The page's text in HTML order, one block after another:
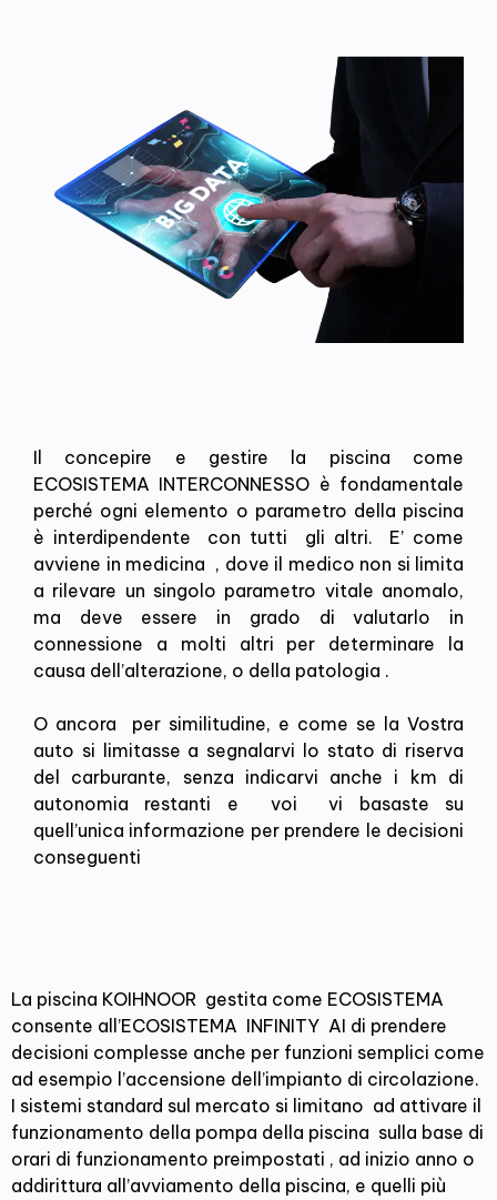
Il concepire e gestire la piscina come
ECOSISTEMA INTERCONNESSO è fondamentale
perché ogni elemento o parametro della piscina
è interdipendente con tutti gli altri. E’ come
avviene in medicina , dove il medico non si limita
a rilevare un singolo parametro vitale anomalo,
ma deve essere in grado di valutarlo in
connessione a molti altri per determinare la
causa dell’alterazione, o della patologia .
O ancora per similitudine, e come se la Vostra
auto si limitasse a segnalarvi lo stato di riserva
del carburante, senza indicarvi anche i km di
autonomia restanti e voi vi basaste su
quell’unica informazione per prendere le decisioni
conseguenti
La piscina KOIHNOOR gestita come ECOSISTEMA
consente all’ECOSISTEMA INFINITY AI di prendere
decisioni complesse anche per funzioni semplici come
ad esempio l’accensione dell’impianto di circolazione.
I sistemi standard sul mercato si limitano ad attivare il
funzionamento della pompa della piscina sulla base di
orari di funzionamento preimpostati , ad inizio anno o
addirittura all’avviamento della piscina, e quelli più